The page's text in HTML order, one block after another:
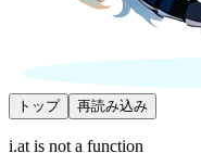
トップ 再読み込み
i.at is not a function